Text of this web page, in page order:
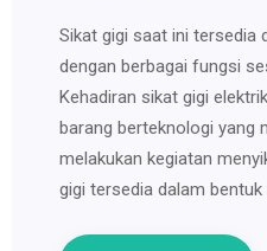
Sikat gigi saat ini tersedia
dengan berbagai fungsi
Kehadiran sikat gigi
barang berteknologi yang
melakukan kegiatan
gigi tersedia dalam